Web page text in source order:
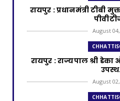
रायपुर : प्रधानमंत्री टीबी
August
रायपुर : राज्यपाल श्री डेका
August